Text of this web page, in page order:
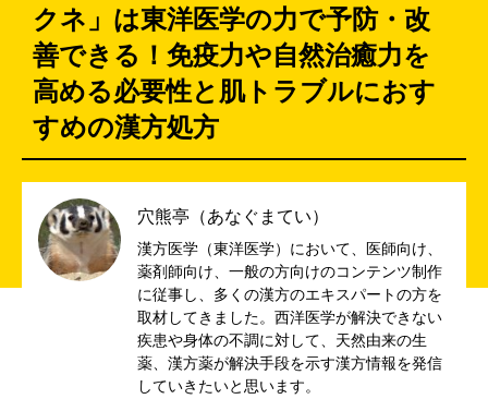
クネ」は東洋医学の力で予防・改
善できる！免疫力や自然治癒力を
高める必要性と肌トラブルにおす
すめの漢方処方
穴熊亭（あなぐまてい）
漢方医学（東洋医学）において、医師向け、
薬剤師向け、一般の方向けのコンテンツ制作
に従事し、多くの漢方のエキスパートの方を
取材してきました。西洋医学が解決できない
疾患や身体の不調に対して、天然由来の生
薬、漢方薬が解決手段を示す漢方情報を発信
していきたいと思います。